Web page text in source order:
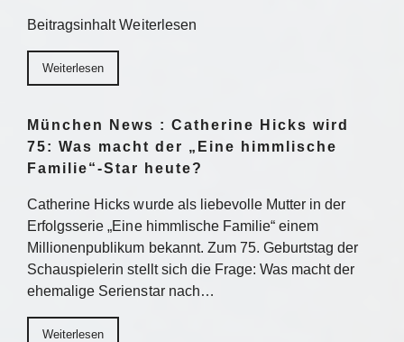
Beitragsinhalt Weiterlesen
Weiterlesen
München News : Catherine Hicks wird
75: Was macht der „Eine himmlische
Familie“-Star heute?
Catherine Hicks wurde als liebevolle Mutter in der
Erfolgsserie „Eine himmlische Familie“ einem
Millionenpublikum bekannt. Zum 75. Geburtstag der
Schauspielerin stellt sich die Frage: Was macht der
ehemalige Serienstar nach…
Weiterlesen